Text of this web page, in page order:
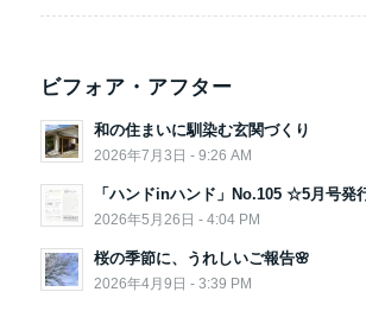
ビフォア・アフター
和の住まいに馴染む玄関づくり
2026年7月3日 - 9:26 AM
「ハンドinハンド」No.105 ☆5月号発
2026年5月26日 - 4:04 PM
桜の季節に、うれしいご報告🌸
2026年4月9日 - 3:39 PM